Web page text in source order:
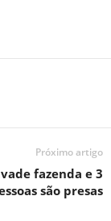
Próximo artigo
fazenda e 3
são presas